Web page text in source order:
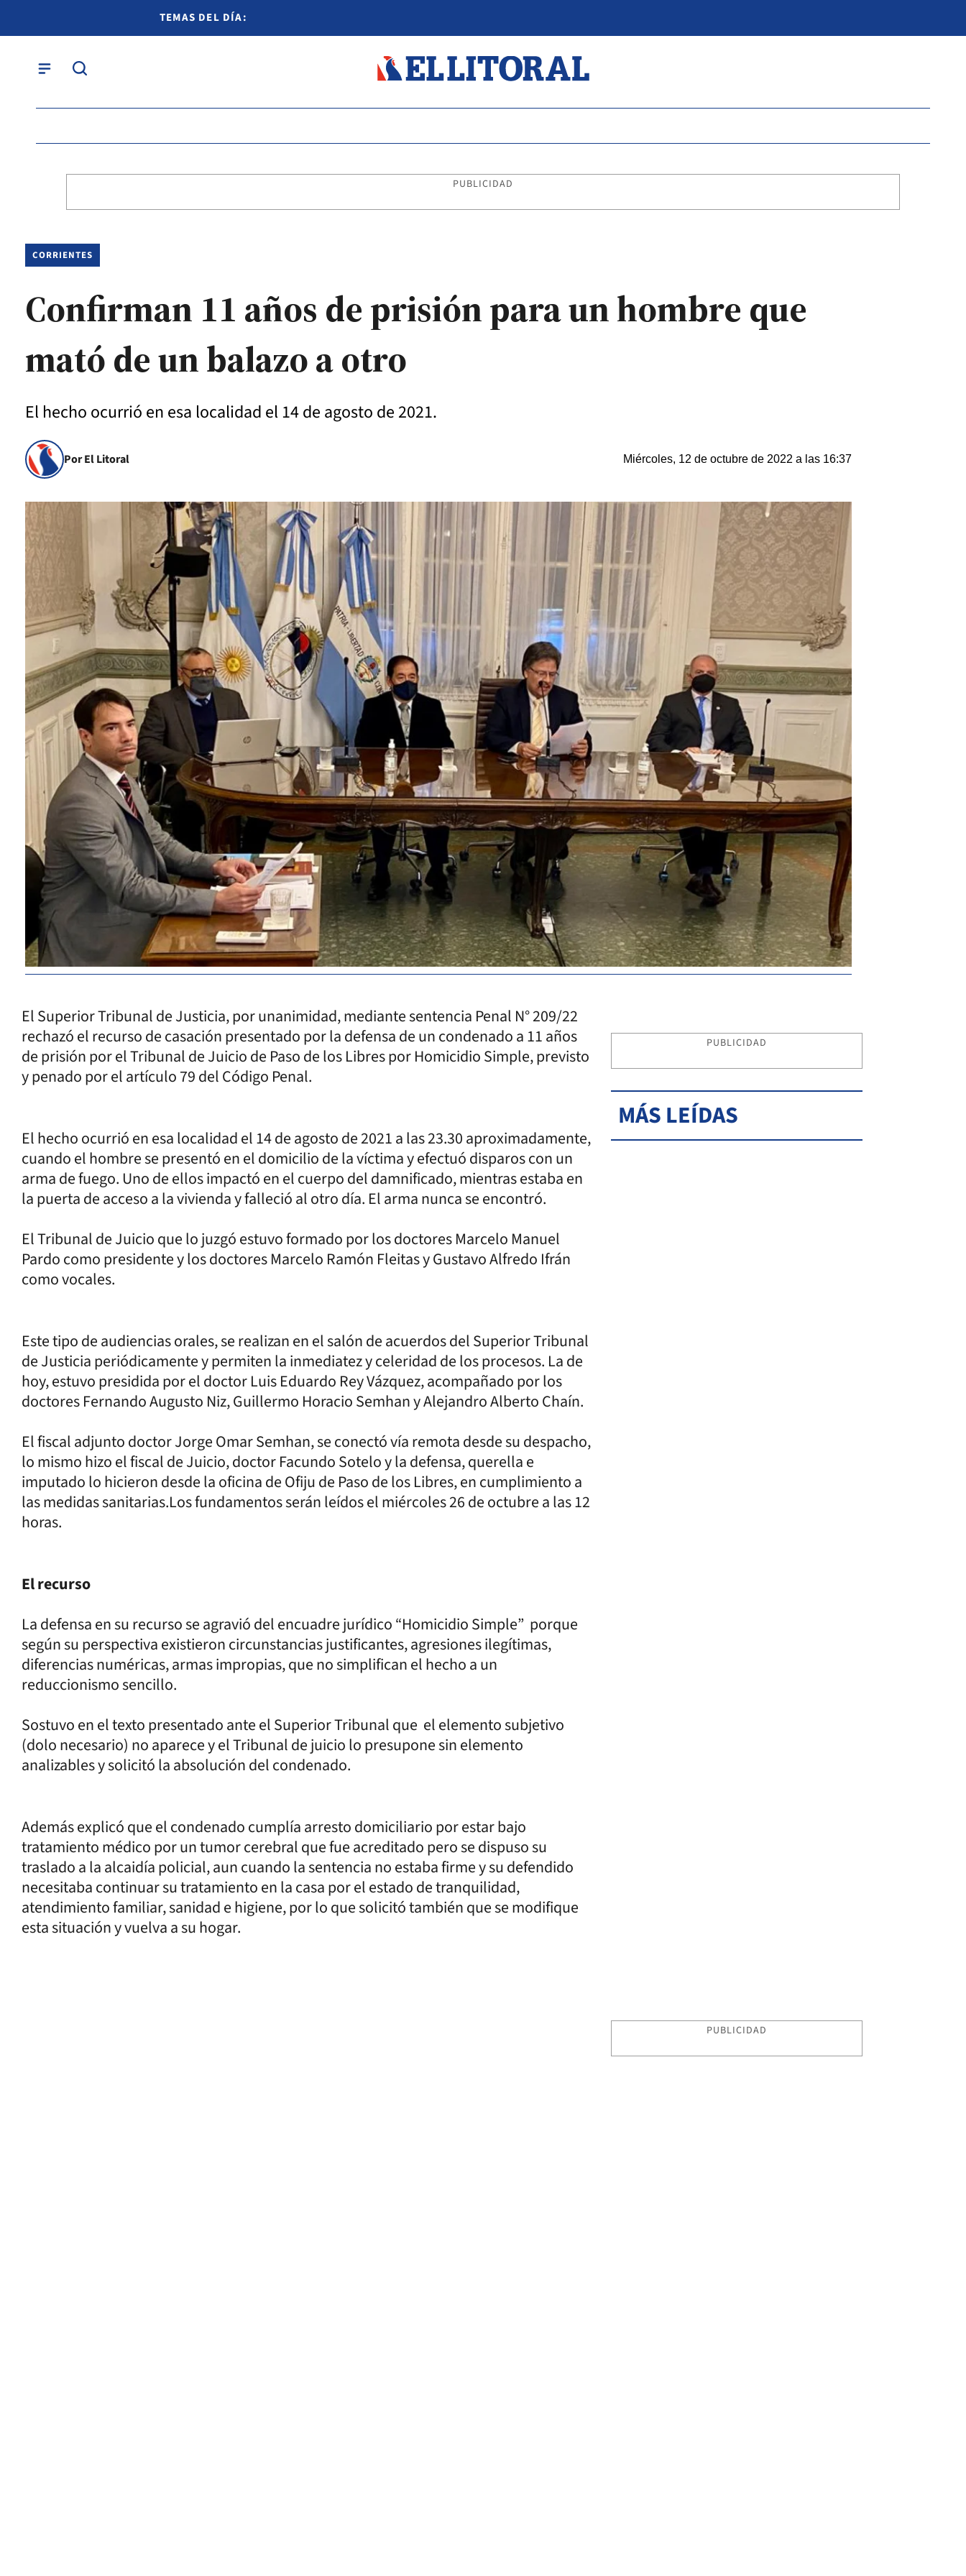
TEMAS DEL DÍA:
PUBLICIDAD
CORRIENTES
Confirman 11 años de prisión para un hombre que
mató de un balazo a otro
El hecho ocurrió en esa localidad el 14 de agosto de 2021.
Por El Litoral Miércoles, 12 de octubre de 2022 a las 16:37
El Superior Tribunal de Justicia, por unanimidad, mediante sentencia Penal N° 209/22
rechazó el recurso de casación presentado por la defensa de un condenado a 11 años
de prisión por el Tribunal de Juicio de Paso de los Libres por Homicidio Simple, previsto
y penado por el artículo 79 del Código Penal.
El hecho ocurrió en esa localidad el 14 de agosto de 2021 a las 23.30 aproximadamente,
cuando el hombre se presentó en el domicilio de la víctima y efectuó disparos con un
arma de fuego. Uno de ellos impactó en el cuerpo del damnificado, mientras estaba en
la puerta de acceso a la vivienda y falleció al otro día. El arma nunca se encontró.
El Tribunal de Juicio que lo juzgó estuvo formado por los doctores Marcelo Manuel
Pardo como presidente y los doctores Marcelo Ramón Fleitas y Gustavo Alfredo Ifrán
como vocales.
Este tipo de audiencias orales, se realizan en el salón de acuerdos del Superior Tribunal
de Justicia periódicamente y permiten la inmediatez y celeridad de los procesos. La de
hoy, estuvo presidida por el doctor Luis Eduardo Rey Vázquez, acompañado por los
doctores Fernando Augusto Niz, Guillermo Horacio Semhan y Alejandro Alberto Chaín.
El fiscal adjunto doctor Jorge Omar Semhan, se conectó vía remota desde su despacho,
lo mismo hizo el fiscal de Juicio, doctor Facundo Sotelo y la defensa, querella e
imputado lo hicieron desde la oficina de Ofiju de Paso de los Libres, en cumplimiento a
las medidas sanitarias.Los fundamentos serán leídos el miércoles 26 de octubre a las 12
horas.
El recurso
La defensa en su recurso se agravió del encuadre jurídico “Homicidio Simple” porque
según su perspectiva existieron circunstancias justificantes, agresiones ilegítimas,
diferencias numéricas, armas impropias, que no simplifican el hecho a un
reduccionismo sencillo.
Sostuvo en el texto presentado ante el Superior Tribunal que el elemento subjetivo
(dolo necesario) no aparece y el Tribunal de juicio lo presupone sin elemento
analizables y solicitó la absolución del condenado.
Además explicó que el condenado cumplía arresto domiciliario por estar bajo
tratamiento médico por un tumor cerebral que fue acreditado pero se dispuso su
traslado a la alcaidía policial, aun cuando la sentencia no estaba firme y su defendido
necesitaba continuar su tratamiento en la casa por el estado de tranquilidad,
atendimiento familiar, sanidad e higiene, por lo que solicitó también que se modifique
esta situación y vuelva a su hogar.
PUBLICIDAD
MÁS LEÍDAS
PUBLICIDAD